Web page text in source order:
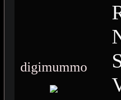
digimummo